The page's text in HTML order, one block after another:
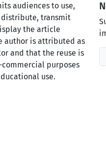
audiences to use,
distribute, transmit
the article
author is attributed as
and that the reuse is
purposes
use.